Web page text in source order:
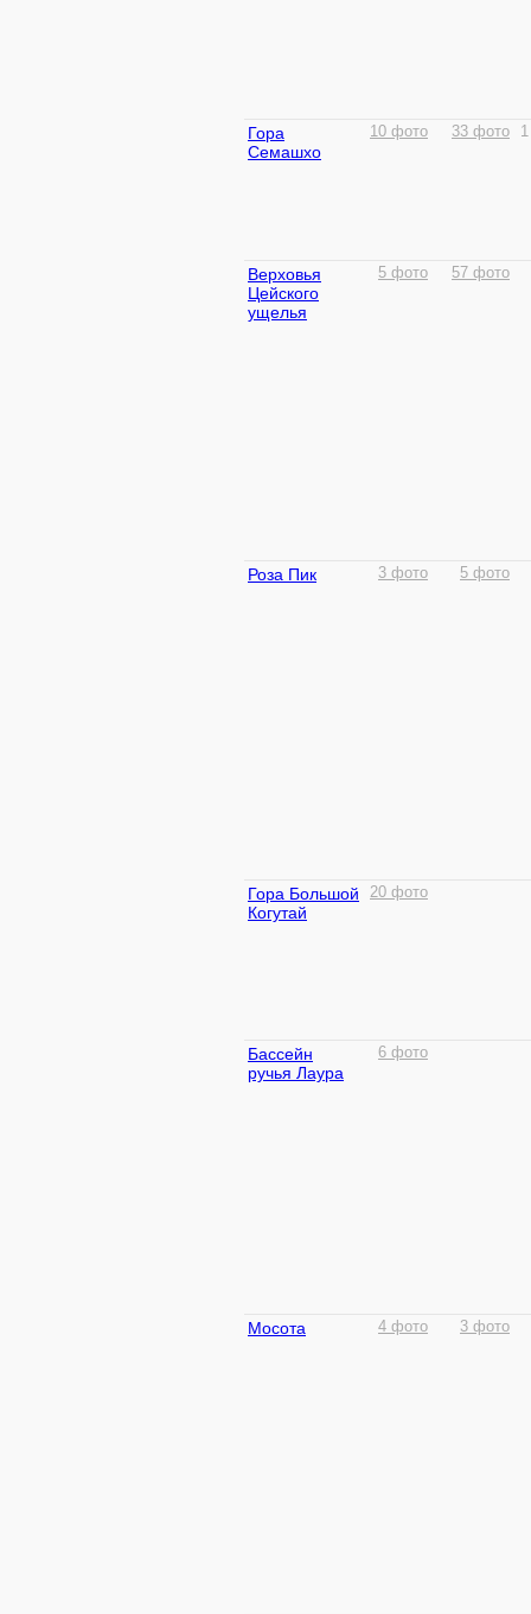
Гора
Семашхо
10 фото 33 фото 1
Верховья
Цейского
ущелья
5 фото 57 фото
Роза Пик 3 фото 5 фото
Гора Большой
Когутай
20 фото
Бассейн
ручья Лаура
6 фото
Мосота 4 фото 3 фото